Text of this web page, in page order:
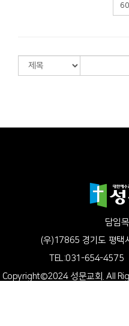
60
담임
(우)17865 경기도 평택
TEL:031-654-4575
Copyright©2024 성문교회. All